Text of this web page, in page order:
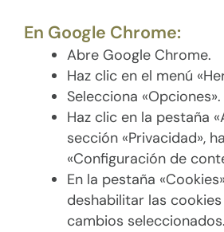
En Google Chrome:
Abre Google Chrome.
Haz clic en el menú
Selecciona «Opciones».
Haz clic en la pestaña
sección «Privacidad»,
«Configuración de
En la pestaña
deshabilitar las
cambios seleccionados.